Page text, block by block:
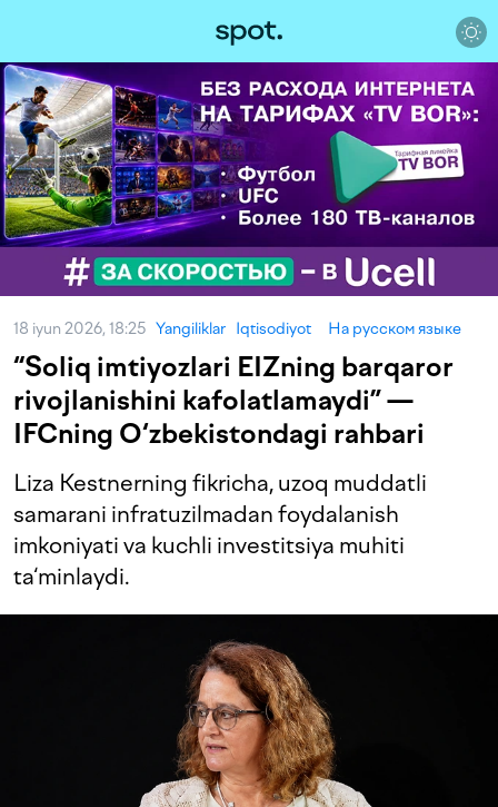
18 iyun 2026, 18:25 Yangiliklar Iqtisodiyot На русском языке
“Soliq imtiyozlari EIZning barqaror
rivojlanishini kafolatlamaydi” —
IFCning O‘zbekistondagi rahbari
Liza Kestnerning fikricha, uzoq muddatli
samarani infratuzilmadan foydalanish
imkoniyati va kuchli investitsiya muhiti
ta‘minlaydi.